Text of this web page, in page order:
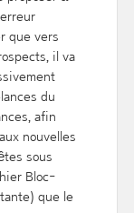
que vers
il va
du
afin
nouvelles
sous
Bloc-
que le